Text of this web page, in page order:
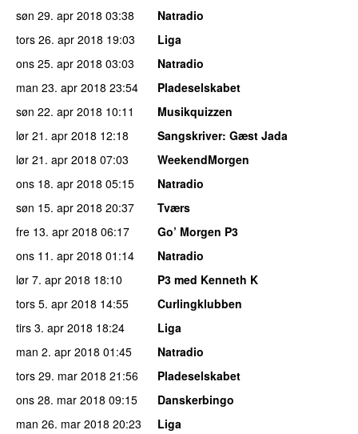
søn 29. apr 2018 03:38
Natradio
tors 26. apr 2018 19:03
Liga
ons 25. apr 2018 03:03
Natradio
man 23. apr 2018 23:54
Pladeselskabet
søn 22. apr 2018 10:11
Musikquizzen
lør 21. apr 2018 12:18 Sangskriver: Gæst Jada
lør 21. apr 2018 07:03
WeekendMorgen
ons 18. apr 2018 05:15
Natradio
søn 15. apr 2018 20:37
Tværs
fre 13. apr 2018 06:17
Go’ Morgen P3
ons 11. apr 2018 01:14
Natradio
lør 7. apr 2018 18:10
P3 med Kenneth K
tors 5. apr 2018 14:55
Curlingklubben
tirs 3. apr 2018 18:24
Liga
man 2. apr 2018 01:45
Natradio
tors 29. mar 2018 21:56
Pladeselskabet
ons 28. mar 2018 09:15
Danskerbingo
man 26. mar 2018 20:23
Liga